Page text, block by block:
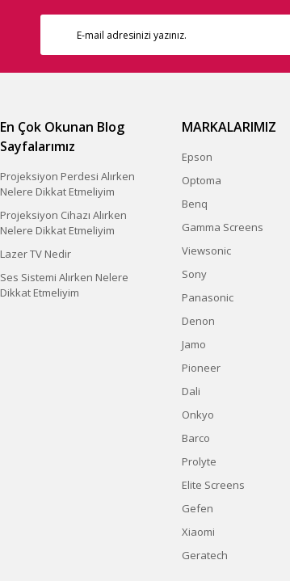
En Çok Okunan Blog
Sayfalarımız
Projeksiyon Perdesi Alırken
Nelere Dikkat Etmeliyim
Projeksiyon Cihazı Alırken
Nelere Dikkat Etmeliyim
Lazer TV Nedir
Ses Sistemi Alırken Nelere
Dikkat Etmeliyim
MARKALARIMIZ
Epson
Optoma
Benq
Gamma Screens
Viewsonic
Sony
Panasonic
Denon
Jamo
Pioneer
Dali
Onkyo
Barco
Prolyte
Elite Screens
Gefen
Xiaomi
Geratech